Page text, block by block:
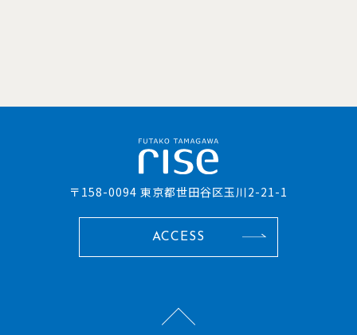
〒158-0094 東京都世田谷区玉川2-21-1
ACCESS